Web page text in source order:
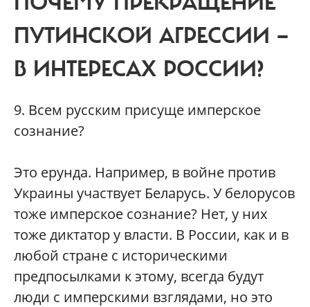
ПУТИНСКОЙ АГРЕССИИ —
В ИНТЕРЕСАХ РОССИИ?
9. Всем русским присуще имперское
сознание?
Это ерунда. Например, в войне против
Украины участвует Беларусь. У белорусов
тоже имперское сознание? Нет, у них
тоже диктатор у власти. В России, как и в
любой стране с историческими
предпосылками к этому, всегда будут
люди с имперскими взглядами, но это